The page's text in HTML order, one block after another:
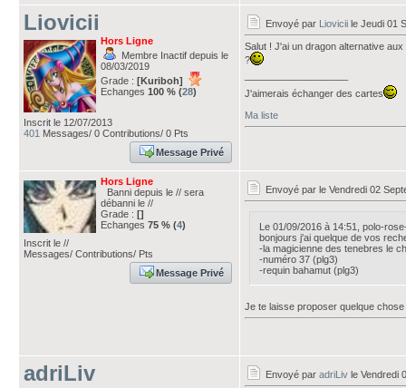
Liovicii
Hors Ligne
Membre Inactif depuis le
08/03/2019
Grade : [Kuriboh]
Echanges 100 % (28)
Inscrit le 12/07/2013
401 Messages/ 0 Contributions/ 0 Pts
Message Privé
Envoyé par Liovicii le Jeudi 01
Salut ! J'ai un dragon alternative
?
J'aimerais échanger des cartes
Ma liste
Hors Ligne
Banni depuis le // sera
débanni le //
Grade : []
Echanges 75 % (4)
Inscrit le //
Messages/ Contributions/ Pts
Message Privé
Envoyé par le Vendredi 02
Le 01/09/2016 à 14:51, polo-
bonjours j'ai quelque de vos
-la magicienne des tenebres le
-numéro 37 (plg3)
-requin bahamut (plg3)
Je te laisse proposer quelque
adriLiv Envoyé par adriLiv le Vendredi